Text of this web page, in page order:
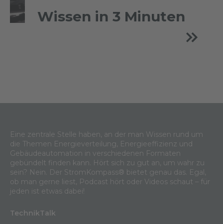
Wissen in 3 Minuten
Eine zentrale Stelle haben, an der man Wissen rund um
die Themen Energieverteilung, Energieeffizienz und
Gebäudeautomation in verschiedenen Formaten
gebündelt finden kann. Hört sich zu gut an, um wahr zu
sein? Nein. Der StromKompass® bietet genau das. Egal,
ob man gerne liest, Podcast hört oder Videos schaut – für
jeden ist etwas dabei!
TechnikTalk